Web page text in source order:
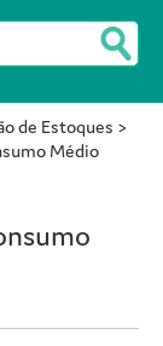
de Estoques >
Médio